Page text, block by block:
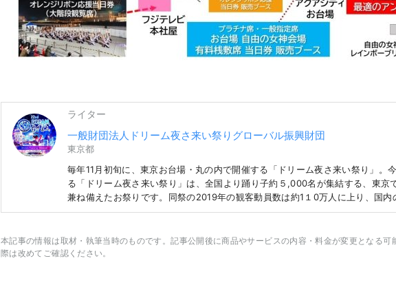
ライター
一般財団法人ドリーム夜さ来い祭りグローバル振興財団
東京都
毎年11月初旬に、東京お台場・丸の内で開催する「ドリーム夜さ来い祭り」。
る「ドリーム夜さ来い祭り」は、全国より踊り子約５,000名が集結する、東京
兼ね備えたお祭りです。同祭の2019年の観客動員数は約1１0万人に上り、国内
の開催実績を誇ります。 今回は同時期に開催される「ジャパンモビリティシ
（Vtuber）を織込んだ、無料観覧・東京都内初のインバウンド向けを中心とし
「プラチナ席」の新たに設けます。また世界中からの遠隔観覧体験として、
本記事の情報は取材・執筆当時のものです。記事公開後に商品やサービスの内容・料金が変更となる可
際は改めてご確認ください。